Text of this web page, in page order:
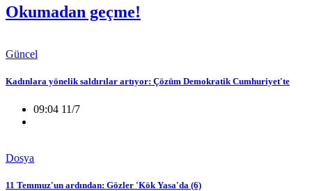
Okumadan geçme!
Güncel
Kadınlara yönelik saldırılar artıyor: Çözüm Demokratik Cumhuriyet'te
09:04 11/7
Dosya
11 Temmuz'un ardından: Gözler 'Kök Yasa'da (6)